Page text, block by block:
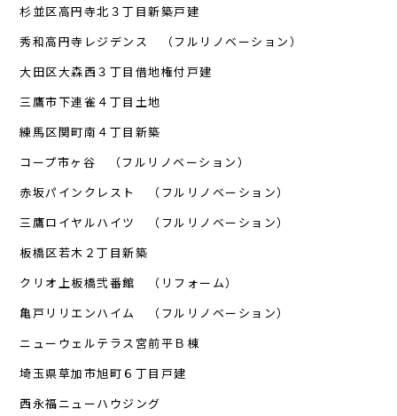
杉並区高円寺北３丁目新築戸建
秀和高円寺レジデンス （フルリノベーション）
大田区大森西３丁目借地権付戸建
三鷹市下連雀４丁目土地
練馬区関町南４丁目新築
コープ市ヶ谷 （フルリノベーション）
赤坂パインクレスト （フルリノベーション）
三鷹ロイヤルハイツ （フルリノベーション）
板橋区若木２丁目新築
クリオ上板橋弐番館 （リフォーム）
亀戸リリエンハイム （フルリノベーション）
ニューウェルテラス宮前平Ｂ棟
埼玉県草加市旭町６丁目戸建
西永福ニューハウジング